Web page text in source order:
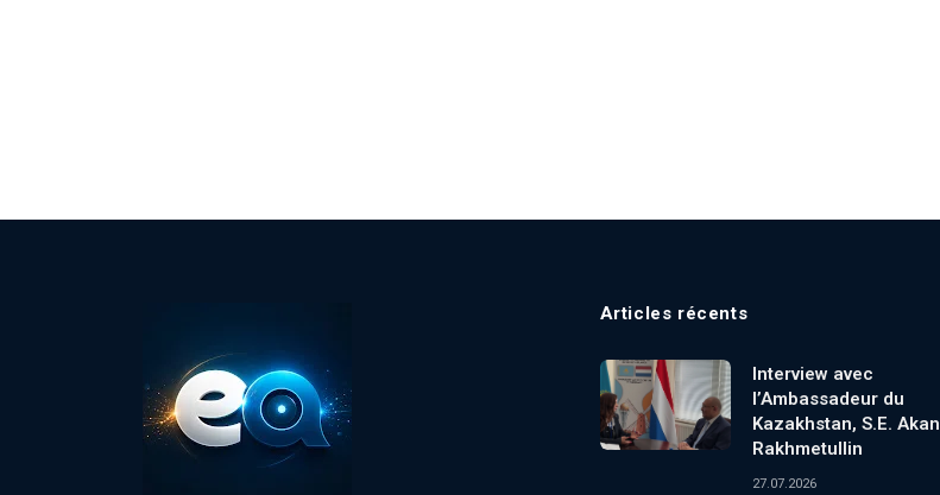
Articles récents
Interview avec
l’Ambassadeur du
Kazakhstan, S.E. Akan
Rakhmetullin
27.07.2026